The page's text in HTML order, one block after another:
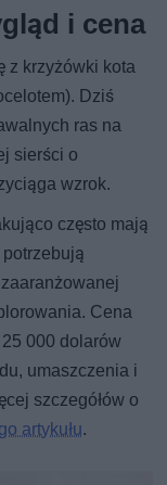
i cena
z krzyżówki kota
Dziś
ras na
sierści o
wzrok.
często mają
potrzebują
Cena
000 dolarów
umaszczenia i
szczegółów o
artykułu.